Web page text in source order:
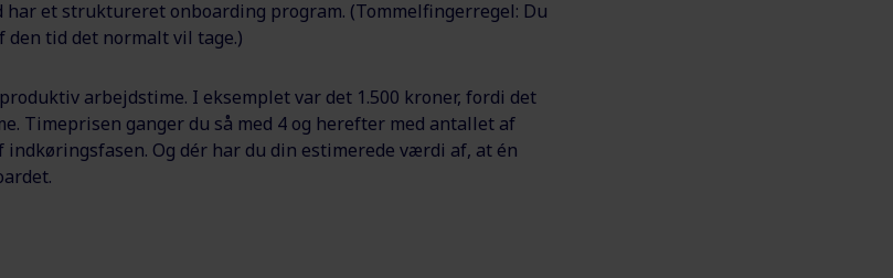
et struktureret onboarding program. (Tommelfingerregel: Du
den tid det normalt vil tage.)
arbejdstime. I eksemplet var det 1.500 kroner, fordi det
Timeprisen ganger du så med 4 og herefter med antallet af
indkøringsfasen. Og dér har du din estimerede værdi af, at én